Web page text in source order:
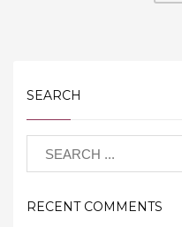
SEARCH
RECENT COMMENTS